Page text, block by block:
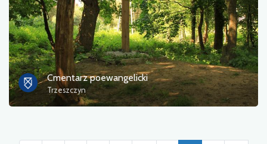
Cmentarz poewangelicki
Trzeszczyn